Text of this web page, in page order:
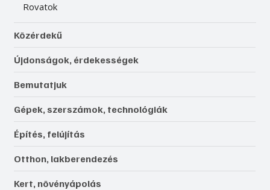
Rovatok
Közérdekű
Újdonságok, érdekességek
Bemutatjuk
Gépek, szerszámok, technológiák
Építés, felújítás
Otthon, lakberendezés
Kert, növényápolás